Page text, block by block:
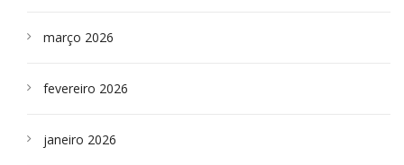
março 2026
fevereiro 2026
janeiro 2026